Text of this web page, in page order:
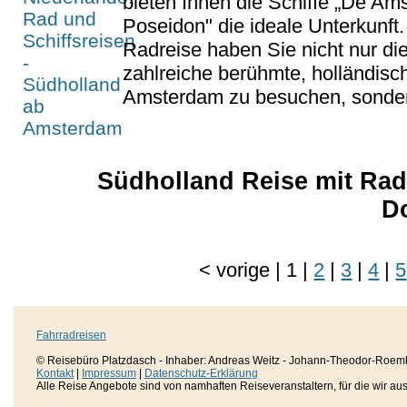
Poseidon" die ideale
Radreise haben Sie nicht nur
zahlreiche berühmte,
Amsterdam zu besuchen,
Südholland Reise mit
<vorige | 1 | 2 | 3 | 4 | 5
Fahrradreisen
© Reisebüro Platzdasch - Inhaber: Andreas Weitz - Johann-Theodor-
Kontakt| Impressum
Datenschutz-Erklärung
Alle Reise Angebote sind von namhaften Reiseveranstaltern, für die wir